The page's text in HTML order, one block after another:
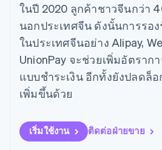
เงินสำเร็จรูป
Elements
องค์ประกอบ UI
ที่ยืดหยุ่น
วิธีการชำระ
เงิน
เข้าถึงได้
มากกว่า 125
รายการ
Authorization
ยกระดับการ
ยอมรับการ
ชำระเงิน
Link
การจัดการ
การชำระเงิน
ตามรอบบิล
Invoicing
ครั้งเดียวหรือ
ตามแบบแผน
ล่วงหน้า
Tax
คิดภาษีการ
ระบบ
บริการทางการเงิน
รวมในตัว
การทำงานอัตโนมั
การเงิน
ธุรกิจทั่วโลก
การชำระเงินในแ
มาร์เก็ตเพลส
การจัดการเงิน
รับการชำระเงินอ
ติดตั้งใช้งานการชำร
สำเร็จรูป
สร้างแพลตฟอร์มหรื
มาร์เก็ตเพลส
จัดการการชำระเงิ
รอบบิล
เสนอการเรียกเก็บเ
จัดเตรียมและจัดการ
บริการด้วยเอเจนต์
แพ็กเกจการสนับสนุ
รับการจัดการ
บริการเฉพาะทาง
บริษัท
เซสชัน
ตำแหน่งงาน
ในปี 2020 ลูกค้าชาวจีนกว่า
นอกประเทศจีน ดังนั้นการรอ
ในประเทศจีนอย่าง Alipay,
UnionPay จะช่วยเพิ่มอัตราก
แบบชำระเงิน อีกทั้งยังปลดล็
เพิ่มขึ้นด้วย
เริ่มใช้งาน ติดต่อฝ่ายขาย